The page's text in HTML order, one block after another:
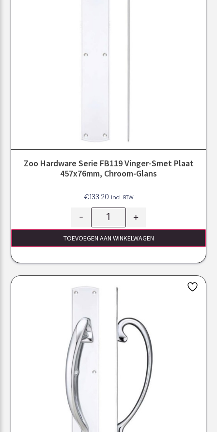
Zoo Hardware Serie FB119 Vinger-Smet Plaat
457x76mm, Chroom-Glans
€133.20 Incl. BTW
- +
TOEVOEGEN AAN WINKELWAGEN